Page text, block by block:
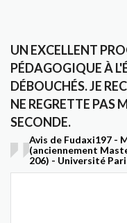
UN EXCELLENT
PÉDAGOGIQUE À
DÉBOUCHÉS. JE
NE REGRETTE PAS
SECONDE.
Avis de Fudaxi197 -
(anciennement
206) - Université